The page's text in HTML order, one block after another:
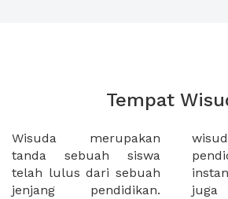
Tempat
Wisuda merupakan
tanda sebuah siswa
telah lulus dari sebuah
jenjang pendidikan.
wisudawan, para
pendidik, para pegawai
instansi pendidikan dan
juga keluarga